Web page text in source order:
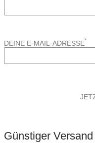
DEINE E-MAIL-ADRESSE*
Günstiger Versand